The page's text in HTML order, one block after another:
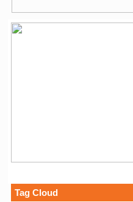
Tag Cloud